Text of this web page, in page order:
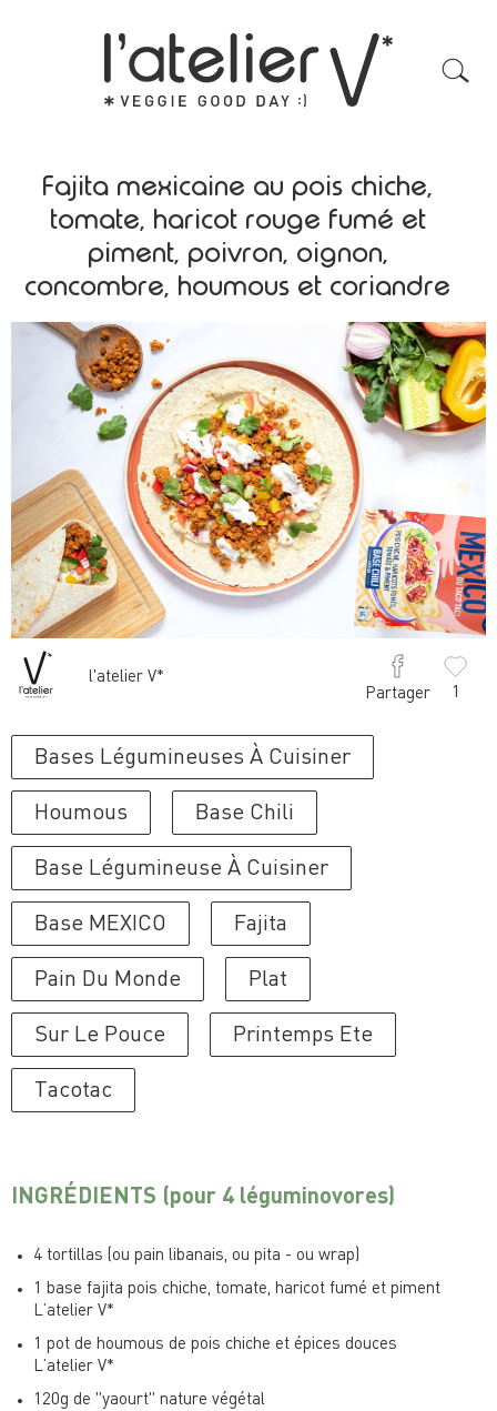
Fajita mexicaine au pois chiche,
tomate, haricot rouge fumé et
piment, poivron, oignon,
concombre, houmous et coriandre
l'atelier V*
Partager
1
Bases Légumineuses À Cuisiner
Houmous Base Chili
Base Légumineuse À Cuisiner
Base MEXICO Fajita
Pain Du Monde Plat
Sur Le Pouce Printemps Ete
Tacotac
INGRÉDIENTS (pour 4 léguminovores)
4 tortillas (ou pain libanais, ou pita - ou wrap)
1 base fajita pois chiche, tomate, haricot fumé et piment
L’atelier V*
1 pot de houmous de pois chiche et épices douces
L’atelier V*
120g de "yaourt" nature végétal